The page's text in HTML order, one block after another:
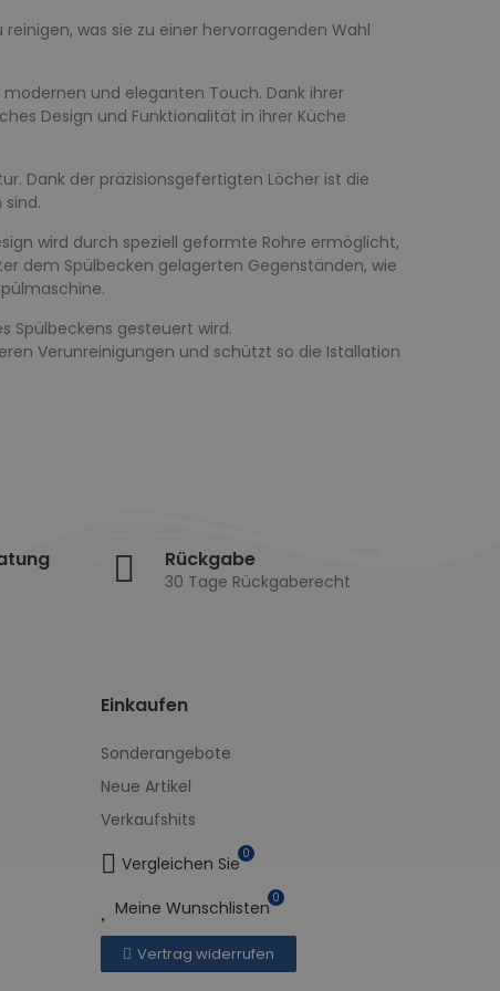
was sie zu einer hervorragenden Wahl
und eleganten Touch. Dank ihrer
Design und Funktionalität in ihrer Küche
Dank der präzisionsgefertigten Löcher ist die
wird durch speziell geformte Rohre ermöglicht,
dem Spülbecken gelagerten Gegenständen, wie
Spülbeckens gesteuert wird.
Verunreinigungen und schützt so die Istallation
Rückgabe
30 Tage Rückgaberecht
Einkaufen
Sonderangebote
Neue Artikel
Verkaufshits
Vergleichen Sie 0
Meine Wunschlisten 0
Vertrag widerrufen